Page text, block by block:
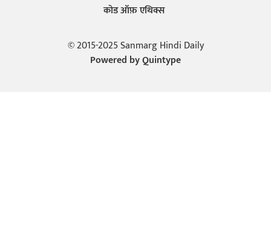
कोड ऑफ़ एथिक्स
© 2015-2025 Sanmarg Hindi Daily
Powered byQuintype